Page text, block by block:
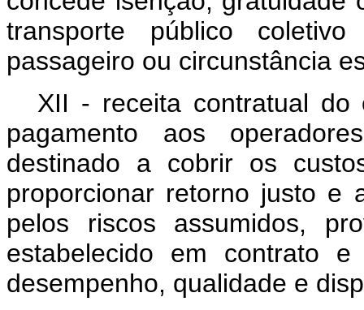
transporte público
passageiro ou circunstância
XII - receita contratual do
pagamento aos
destinado a cobrir os
proporcionar retorno justo e
pelos riscos assumidos,
estabelecido em contrato
desempenho, qualidade e